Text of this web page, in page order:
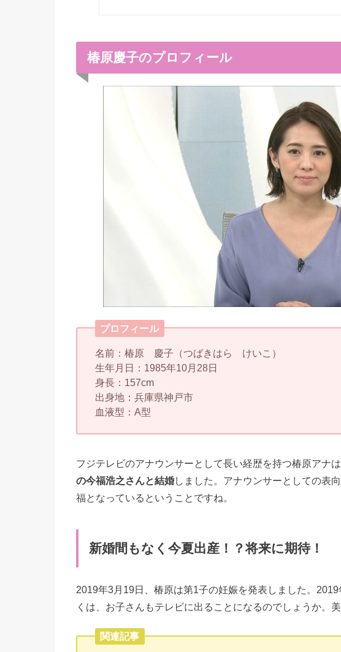
椿原慶子のプロフィール
プロフィール
名前：椿原 慶子（つばきはら けいこ）
生年月日：1985年10月28日
身長：157cm
出身地：兵庫県神戸市
血液型：A型
フジテレビのアナウンサーとして長い経歴を持つ椿原アナは
の今福浩之さんと結婚しました。アナウンサーとしての表
福となっているということですね。
新婚間もなく今夏出産！？将来に期待！
2019年3月19日、椿原は第1子の妊娠を発表しました。
くは、お子さんもテレビに出ることになるのでしょうか。
関連記事